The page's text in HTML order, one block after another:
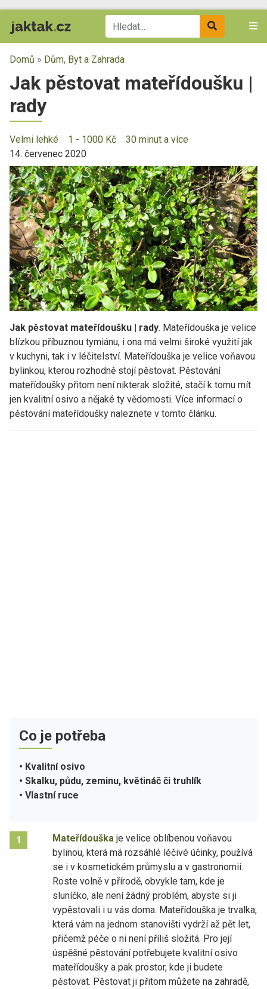
Domů » Dům, Byt a Zahrada
Jak pěstovat mateřídoušku |
rady
Velmi lehké 1 - 1000 Kč
30 minut a více
14. červenec 2020
Jak pěstovat mateřídoušku | rady. Mateřídouška je velice
blízkou příbuznou tymiánu, i ona má velmi široké využití jak
v kuchyni, tak i v léčitelství. Mateřídouška je velice voňavou
bylinkou, kterou rozhodně stojí pěstovat. Pěstování
mateřídoušky přitom není nikterak složité, stačí k tomu mít
jen kvalitní osivo a nějaké ty vědomosti. Více informací o
pěstování mateřídoušky naleznete v tomto článku.
Co je potřeba
• Kvalitní osivo
• Skalku, půdu, zeminu, květináč či truhlík
• Vlastní ruce
1 Mateřídouška je velice oblíbenou voňavou
bylinou, která má rozsáhlé léčivé účinky, používá
se i v kosmetickém průmyslu a v gastronomii.
Roste volně v přírodě, obvykle tam, kde je
sluníčko, ale není žádný problém, abyste si ji
vypěstovali i u vás doma. Mateřídouška je trvalka,
která vám na jednom stanovišti vydrží až pět let,
přičemž péče o ni není příliš složitá. Pro její
úspěšné pěstování potřebujete kvalitní osivo
mateřídoušky a pak prostor, kde ji budete
pěstovat. Pěstovat ji přitom můžete na zahradě,